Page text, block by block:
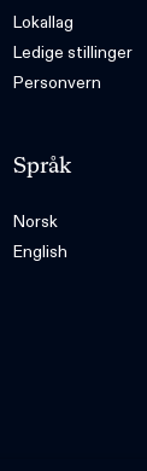
Lokallag
Ledige stillinger
Personvern
Språk
Norsk
English